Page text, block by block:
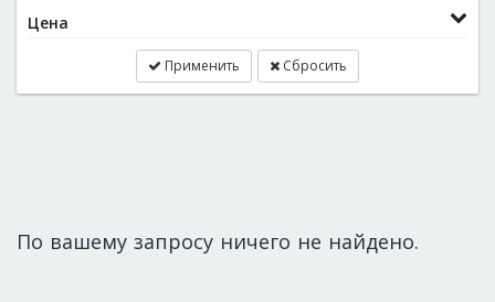
Цена
Применить Сбросить
По вашему запросу ничего не найдено.